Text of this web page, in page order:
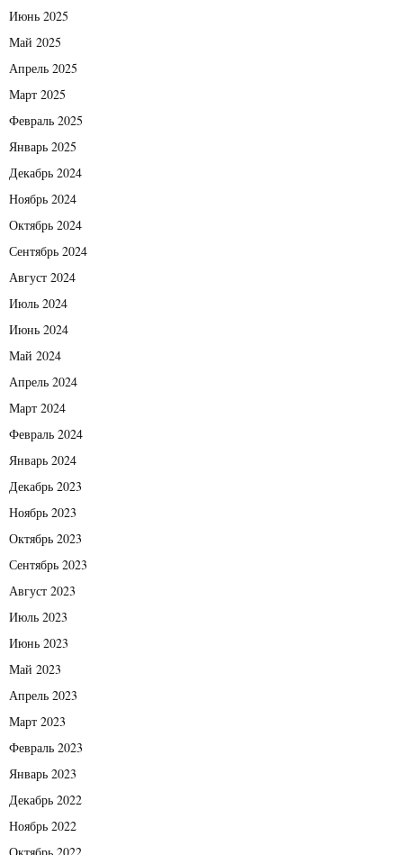
Июнь 2025
Май 2025
Апрель 2025
Март 2025
Февраль 2025
Январь 2025
Декабрь 2024
Ноябрь 2024
Октябрь 2024
Сентябрь 2024
Август 2024
Июль 2024
Июнь 2024
Май 2024
Апрель 2024
Март 2024
Февраль 2024
Январь 2024
Декабрь 2023
Ноябрь 2023
Октябрь 2023
Сентябрь 2023
Август 2023
Июль 2023
Июнь 2023
Май 2023
Апрель 2023
Март 2023
Февраль 2023
Январь 2023
Декабрь 2022
Ноябрь 2022